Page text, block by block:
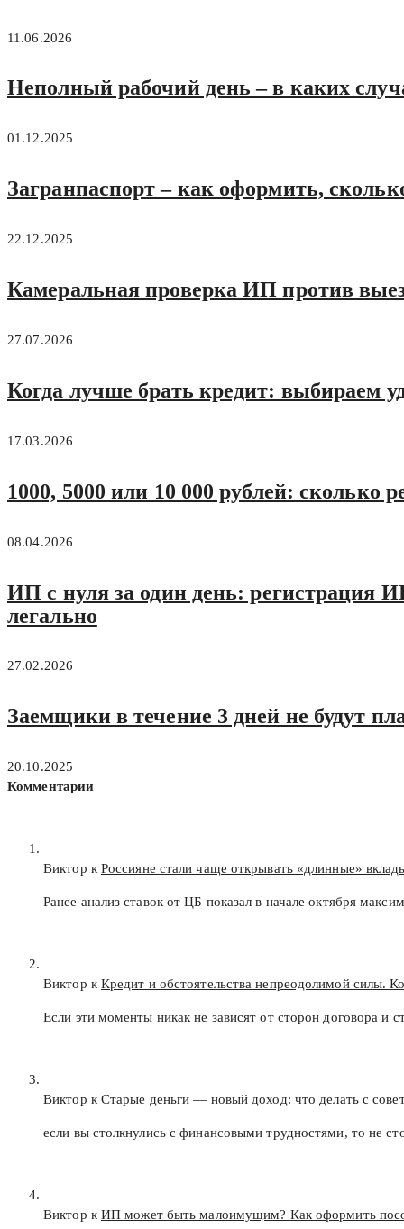
11.06.2026
Неполный рабочий день – в каких
01.12.2025
Загранпаспорт – как оформить,
22.12.2025
Камеральная проверка ИП против
27.07.2026
Когда лучше брать кредит: выбираем
17.03.2026
1000, 5000 или 10 000 рублей:
08.04.2026
ИП с нуля за один день: регистрация
легально
27.02.2026
Заемщики в течение 3 дней не будут
20.10.2025
Комментарии
Виктор кРоссияне стали чаще открывать «длинные»
Ранее анализ ставок от ЦБ показал в начале октября
Виктор кКредит и обстоятельства непреодолимой силы.
Если эти моменты никак не зависят от сторон договора и
Виктор кСтарые деньги — новый доход: что делать с
если вы столкнулись с финансовыми трудностями, то не
Виктор кИП может быть малоимущим? Как оформить